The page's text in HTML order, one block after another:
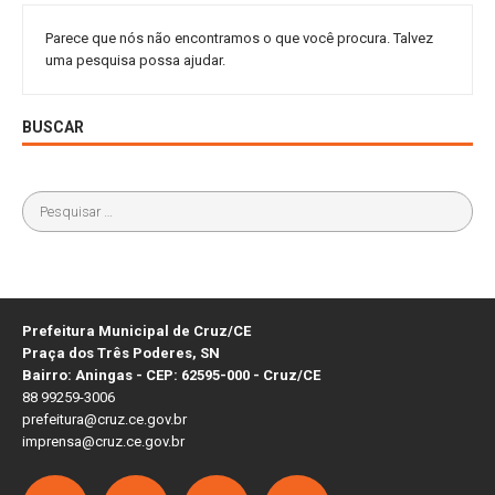
Parece que nós não encontramos o que você procura. Talvez
uma pesquisa possa ajudar.
BUSCAR
Prefeitura Municipal de Cruz/CE
Praça dos Três Poderes, SN
Bairro: Aningas - CEP: 62595-000 - Cruz/CE
88 99259-3006
prefeitura@cruz.ce.gov.br
imprensa@cruz.ce.gov.br